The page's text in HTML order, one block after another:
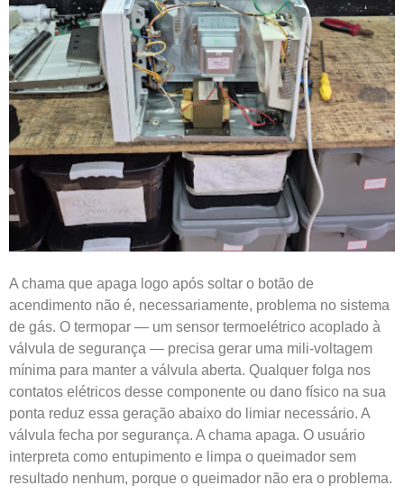
A chama que apaga logo após soltar o botão de
acendimento não é, necessariamente, problema no sistema
de gás. O termopar — um sensor termoelétrico acoplado à
válvula de segurança — precisa gerar uma mili-voltagem
mínima para manter a válvula aberta. Qualquer folga nos
contatos elétricos desse componente ou dano físico na sua
ponta reduz essa geração abaixo do limiar necessário. A
válvula fecha por segurança. A chama apaga. O usuário
interpreta como entupimento e limpa o queimador sem
resultado nenhum, porque o queimador não era o problema.